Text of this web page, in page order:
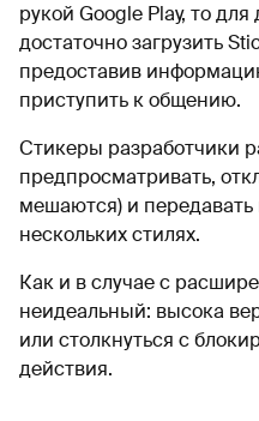
рукой Google Play, то
достаточно загрузить
предоставив
приступить к общению.
Стикеры разработчики
предпросматривать,
мешаются) и
нескольких стилях.
Как и в случае с
неидеальный: высока
или столкнуться с
действия.